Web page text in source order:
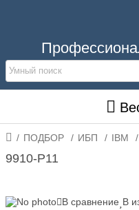
ПОДБОР ИБП IBM
9910-P11
В сравнение В